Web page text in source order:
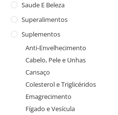
Saude E Beleza
Superalimentos
Suplementos
Anti-Envelhecimento
Cabelo, Pele e Unhas
Cansaço
Colesterol e Triglicéridos
Emagrecimento
Fígado e Vesícula